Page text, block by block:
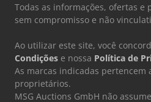
Todas as informações, ofertas e
sem compromisso e não
Ao utilizar este site, você
Condições e nossa Política de
As marcas indicadas pertencem
proprietários.
MSG Auctions GmbH não